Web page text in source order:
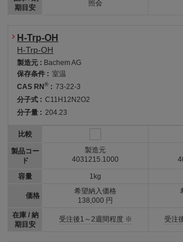
期目安
照会
H-Trp-OH
H-Trp-OH
製造元 : Bachem AG
保存条件 : 室温
CAS RN® : 73-22-3
分子式 : C11H12N2O2
分子量 : 204.23
比較
製品コー
ド
容量
価格
在庫 / 納
期目安
製造元
4031215.1000
1kg
希望納入価格
138,000 円
受注後1～2週間程度 ※ 受注